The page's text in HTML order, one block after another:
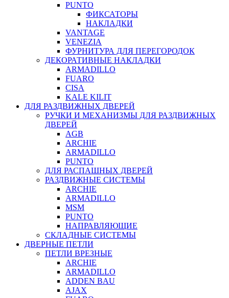
PUNTO
ФИКСАТОРЫ
НАКЛАДКИ
VANTAGE
VENEZIA
ФУРНИТУРА ДЛЯ ПЕРЕГОРОДОК
ДЕКОРАТИВНЫЕ НАКЛАДКИ
ARMADILLO
FUARO
CISA
KALE KILIT
ДЛЯ РАЗДВИЖНЫХ ДВЕРЕЙ
РУЧКИ И МЕХАНИЗМЫ ДЛЯ РАЗДВИЖНЫХ
ДВЕРЕЙ
AGB
ARCHIE
ARMADILLO
PUNTO
ДЛЯ РАСПАШНЫХ ДВЕРЕЙ
РАЗДВИЖНЫЕ СИСТЕМЫ
ARCHIE
ARMADILLO
MSM
PUNTO
НАПРАВЛЯЮЩИЕ
СКЛАДНЫЕ СИСТЕМЫ
ДВЕРНЫЕ ПЕТЛИ
ПЕТЛИ ВРЕЗНЫЕ
ARCHIE
ARMADILLO
ADDEN BAU
AJAX